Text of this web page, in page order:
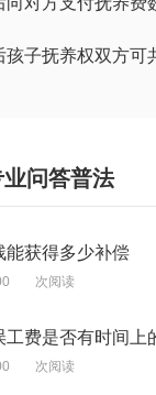
文章 离婚后孩子抚养
问答普法
能获得多少补偿
次阅读
工费是否有时间上
次阅读